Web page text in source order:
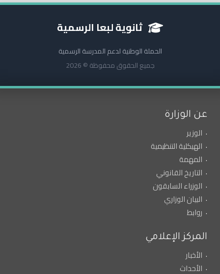
ثانوية لبعا الرسمية
الحملة الوطنية لدعم المدرسة الرسمية
جميع الحقوق محفوظة © 2026
عن الوزارة
الوزير
الهيكلية التنظيمية
المهمة
التاريخ القانوني
الوزراء السابقون
البيان الوزاري
روابط
المركز الإعلامي
الأخبار
الأحداث